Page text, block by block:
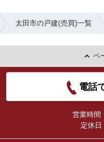
太田市の戸建(売買)一覧
ペ
電話
営業時間
定休日